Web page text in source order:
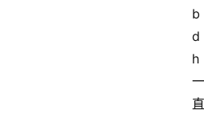
b
d
h
一
直